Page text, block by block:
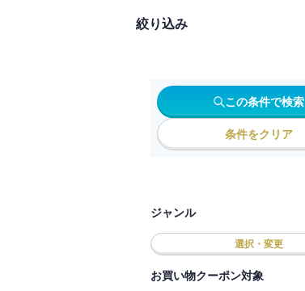
絞り込み
この条件で検索
条件をクリア
ジャンル
選択・変更
お買い物クーポン対象